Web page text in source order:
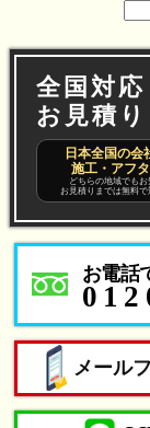
全国対応
お見積
日本全国の会
施工・アフ
どちらの地域でもお
お見積りまでは無料で
お電話
メール